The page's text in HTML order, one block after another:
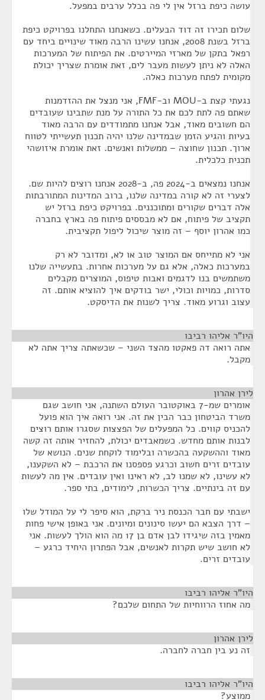
עושה כיפת ברזל אין לי פה בכלל ערבים במפעל.
שלום תכירו זה דוד הבעלים. כשאנחנו התחלנו בפרויקט כיפת
ברזל בשנת 2008, אנחנו עשינו הרבה מאוד שינויים ביחד עם
רפאל בתקן של מארזי המיירטים. את הפיתוח של המערכות
האלה לא ניתן לעשות מעבר לים, זאת אומרת שצריך יכולת
מקומית לפתח מערכות כאלה.
נגעתי קצת ב-MOU וב-FMF, אני מנצל את ההזדמנות
שאתם פה לתת לכם את כל התורה על מנת שתבינו שעובדים
הם חשובים מאוד, אבל אנחנו מתמודדים עם הרבה מאוד
בעיות והגיע הזמן שבמדינה שלנו יהיה תכנון תעשייתי לטווח
ארוך. תכנון שחוצה – ממשלות ואנשים. זאת אומרת איזושהי
תכנית כלכלית.
אנחנו נמצאים ב-2024 פה, ב-2028 אנחנו רוצים להיות שם.
לצערי זה לא קורה במדינה שלנו, ברוב המדינות המתורבתות
אלה דברים שקורים ומתוכננים. בפרויקט כיפת ברזל יש
תקציב של פיתוח, אם לא מבססים פיתוח פה בארץ בחברה
כמו אהרון יוסף – זה מוצר שיכול ליפול תקציבית.
אני לא מתייחס אם המוצר טוב או לא, ומדובר לא רק
במערכות כאלה, אלא גם על מערכות אחרות. בתעשייה שלנו
משתמשים בנו לדגמים ואבות טיפוס, המוצרים מקבלים
סדרות, כמויות וכולי, ישר בודקים איך להוציא אותם. זה
עצוב וגרוע מאוד. צריך לשנות את הדיסקט.
היו"ר אליהו רביבו
אתה רואה דה פאקטו מהצד השני – שכשאתה צריך אתה לא
מקבל.
לירן אהרון
אומרים שמ-7 באוקטובר העולם השתנה, אני חושב שגם
משרד הביטחון כבר הבין את זה. אני רואה איך הוא פועל
להכניס קווים. כל המפעלים של הפצצות שסגרו אותם רוצים
לבנות אותם מחדש. כשמאבדים יכולת, להחזיר אותה זה קשה
מאוד וההשקעה בהכשרה ובלימוד לוקחת שנים. הנושא של
עובדים זרים חשוב וכרגע פספסנו את הרכבת – לא השקענו,
לא עשינו, לא שמנו לב, לא ראינו ואין עובדים. אין מה לעשות
עם זה בינתיים. צריך הכשרות, לימודים, בתי ספר.
ישבתי עם חבר הכנסת ניר ברקת, הוא סיפר לי על המודל שלו
– דרך הצבא הם יעשו סינונים ומיונים. אני באופן אישי פחות
מאמין בזה שיגידו לבן אדם בן 17 מה הוא הולך לעשות. אני
לא חושב שיש תקרות לאנשים, אבל הפתרון היחיד כרגע –
עובדים זרים.
היו"ר אליהו רביבו
מה אחוז הרווחיות של התחום שלכם?
לירן אהרון
זה נע בין חברה לחברה.
היו"ר אליהו רביבו
ממוצע?